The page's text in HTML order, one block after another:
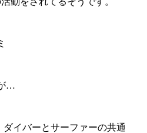
…
イバーとサーファーの共通